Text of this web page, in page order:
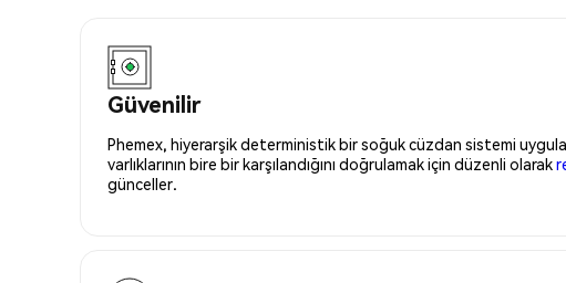
Güvenilir
Phemex, hiyerarşik deterministik bir soğuk cüzdan sistemi
varlıklarının bire bir karşılandığını doğrulamak için düzenli olarak
günceller.